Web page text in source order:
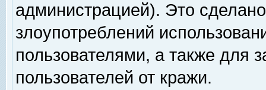
администрацией). Это
злоупотреблений
пользователями, а также для
пользователей от кражи.